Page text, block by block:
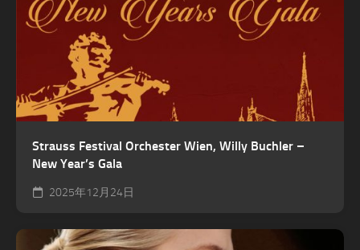
Strauss Festival Orchester Wien, Willy Buchler –
New Year’s Gala
2025年12月24日